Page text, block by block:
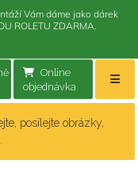
Online
objednávka
posílejte obrázky,
Vám dáme jako dárek
ROLETU ZDARMA.